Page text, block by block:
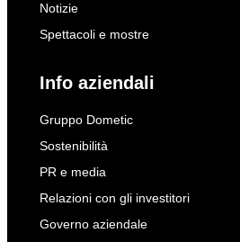
Notizie
Spettacoli e mostre
Info aziendali
Gruppo Dometic
Sostenibilità
PR e media
Relazioni con gli investitori
Governo aziendale